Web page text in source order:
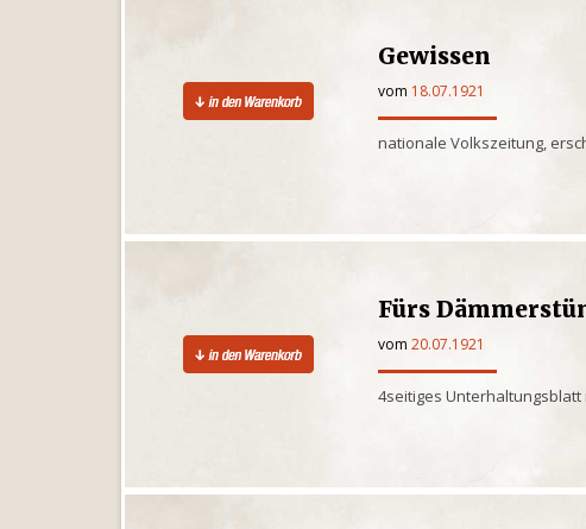
Gewissen
vom 18.07.1921
nationale Volkszeitung,
Fürs
vom20.07.1921
4seitiges